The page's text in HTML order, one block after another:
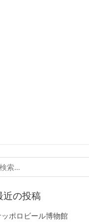
近の投稿
ポロビール博物館